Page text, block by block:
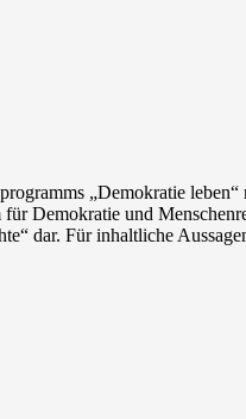
„Demokratie
Demokratie und
dar. Für inhaltliche